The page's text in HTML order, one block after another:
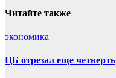
Читайте также
экономика
ЦБ отрезал еще четверть